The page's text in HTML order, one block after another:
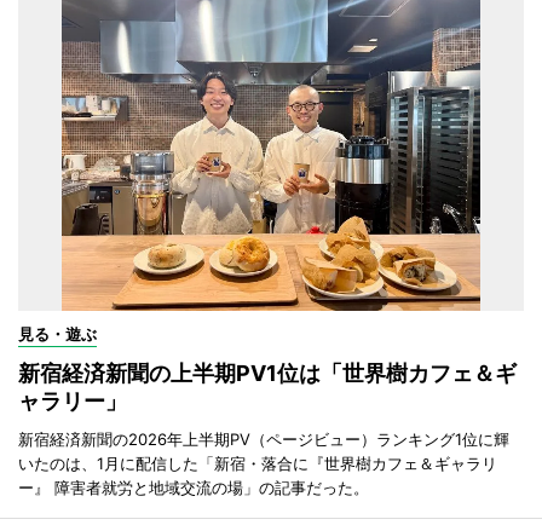
見る・遊ぶ
新宿経済新聞の上半期PV1位は「世界樹カフェ＆ギ
ャラリー」
新宿経済新聞の2026年上半期PV（ページビュー）ランキング1位に輝
いたのは、1月に配信した「新宿・落合に『世界樹カフェ＆ギャラリ
ー』 障害者就労と地域交流の場」の記事だった。